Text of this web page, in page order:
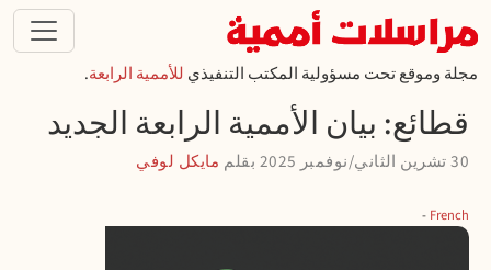
تجاوز إلى المحتوى الرئيسي
مجلة وموقع تحت مسؤولية المكتب التنفيذي للأممية الرابعة.
قطائع: بيان الأممية الرابعة الجديد
30 تشرين الثاني/نوفمبر 2025 بقلم مايكل لوفي
French